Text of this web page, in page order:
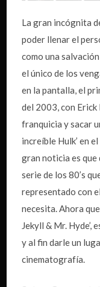
La gran incógnita
poder llenar el
como una
el único de los
en la pantalla, el
del 2003, con
franquicia y sacar
increíble Hulk’ en
gran noticia es que
serie de los 80’s
representado con
necesita. Ahora
Jekyll & Mr. Hyde’,
y al fin darle un
cinematografía.